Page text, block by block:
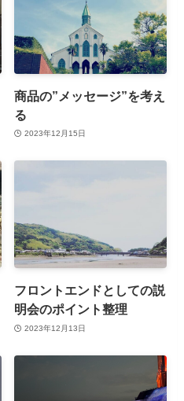
商品の”メッセージ”を考え
る
2023年12月15日
フロントエンドとしての説
明会のポイント整理
2023年12月13日